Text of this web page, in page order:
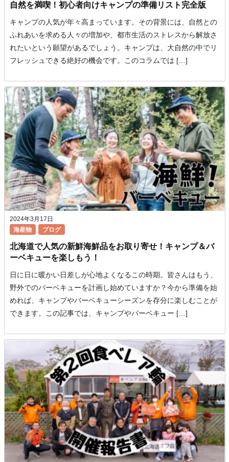
自然を満喫！初心者向けキャンプの準備リスト完全版
キャンプの人気が年々高まっています。その背景には、自然との
ふれあいを求める人々の増加や、都市生活のストレスから解放さ
れたいという願望があるでしょう。キャンプは、大自然の中でリ
フレッシュできる絶好の機会です。このコラムでは […]
2024年3月17日
海産物
ブログ
北海道で人気の新鮮海鮮品をお取り寄せ！キャンプ＆バ
ーベキューを楽しもう！
日に日に暖かい日差しが心地よくなるこの時期。皆さんはもう、
野外でのバーベキューを計画し始めていますか？今から準備を始
めれば、キャンプやバーベキューシーズンを存分に楽しむことが
できます。この記事では、キャンプやバーベキュー […]